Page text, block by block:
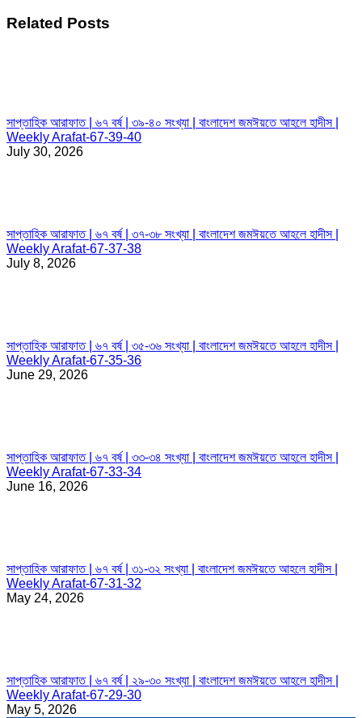
Related Posts
সাপ্তাহিক আরাফাত | ৬৭ বর্ষ | ৩৯-৪০ সংখ্যা | বাংলাদেশ জমঈয়তে আহলে হাদীস |
Weekly Arafat-67-39-40
July 30, 2026
সাপ্তাহিক আরাফাত | ৬৭ বর্ষ | ৩৭-৩৮ সংখ্যা | বাংলাদেশ জমঈয়তে আহলে হাদীস |
Weekly Arafat-67-37-38
July 8, 2026
সাপ্তাহিক আরাফাত | ৬৭ বর্ষ | ৩৫-৩৬ সংখ্যা | বাংলাদেশ জমঈয়তে আহলে হাদীস |
Weekly Arafat-67-35-36
June 29, 2026
সাপ্তাহিক আরাফাত | ৬৭ বর্ষ | ৩৩-৩৪ সংখ্যা | বাংলাদেশ জমঈয়তে আহলে হাদীস |
Weekly Arafat-67-33-34
June 16, 2026
সাপ্তাহিক আরাফাত | ৬৭ বর্ষ | ৩১-৩২ সংখ্যা | বাংলাদেশ জমঈয়তে আহলে হাদীস |
Weekly Arafat-67-31-32
May 24, 2026
সাপ্তাহিক আরাফাত | ৬৭ বর্ষ | ২৯-৩০ সংখ্যা | বাংলাদেশ জমঈয়তে আহলে হাদীস |
Weekly Arafat-67-29-30
May 5, 2026